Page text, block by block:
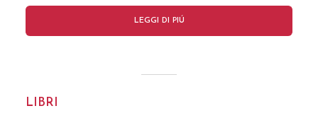
LEGGI DI PIÚ
LIBRI